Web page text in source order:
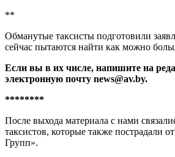
**
Обманутые таксисты подготовили
сейчас пытаются найти как можно
Если вы в их числе, напишите на
электронную почту news@av.by.
********
После выхода материала с нами
таксистов, которые также пострадали
Групп».